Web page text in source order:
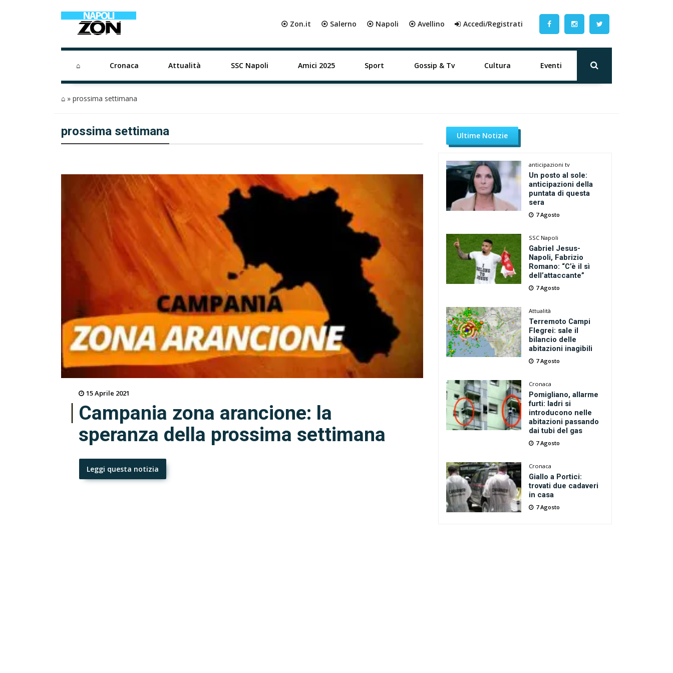
⦿ Zon.it ⦿ Salerno ⦿ Napoli ⦿ Avellino Accedi/Registrati
⌂ Cronaca Attualità SSC Napoli Amici 2025 Sport Gossip & Tv Cultura Eventi
⌂ » prossima settimana
prossima settimana
15 Aprile 2021
Campania zona arancione: la
speranza della prossima settimana
Leggi questa notizia
Ultime Notizie
anticipazioni tv
Un posto al sole:
anticipazioni della
puntata di questa
sera
7 Agosto
SSC Napoli
Gabriel Jesus-
Napoli, Fabrizio
Romano: “C’è il sì
dell’attaccante”
7 Agosto
Attualità
Terremoto Campi
Flegrei: sale il
bilancio delle
abitazioni inagibili
7 Agosto
Cronaca
Pomigliano, allarme
furti: ladri si
introducono nelle
abitazioni passando
dai tubi del gas
7 Agosto
Cronaca
Giallo a Portici:
trovati due cadaveri
in casa
7 Agosto